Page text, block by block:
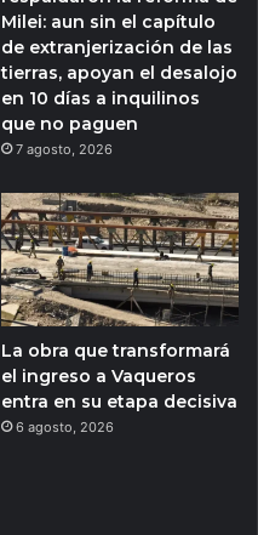
Milei: aun sin el capítulo
de extranjerización de las
tierras, apoyan el desalojo
en 10 días a inquilinos
que no paguen
7 agosto, 2026
La obra que transformará
el ingreso a Vaqueros
entra en su etapa decisiva
6 agosto, 2026